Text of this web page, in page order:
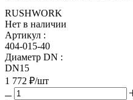
RUSHWORK
Нет в наличии
Артикул :
404-015-40
Диаметр DN :
DN15
1 772 ₽/шт